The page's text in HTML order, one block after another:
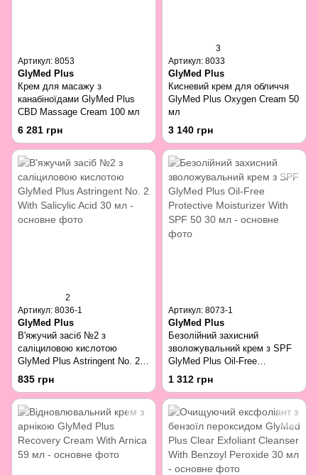
Артикул: 8053
GlyMed Plus
Крем для масажу з
канабіноїдами GlyMed Plus
CBD Massage Cream 100 мл
6 281 грн
3
Артикул: 8033
GlyMed Plus
Кисневий крем для обличчя
GlyMed Plus Oxygen Cream 50
мл
3 140 грн
2
Артикул: 8036-1
GlyMed Plus
В'яжучий засіб №2 з
саліциловою кислотою
GlyMed Plus Astringent No. 2
With Salicylic Acid 30 мл
835 грн
Артикул: 8073-1
GlyMed Plus
Безолійний захисний
зволожувальний крем з SPF
GlyMed Plus Oil-Free
Protective Moisturizer With
SPF 50 30 мл
1 312 грн